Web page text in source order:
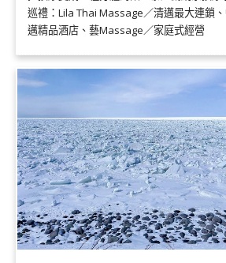
巡禮：Lila Thai Massage／清邁最大連鎖
邁精品酒店、藝Massage／家庭式經營